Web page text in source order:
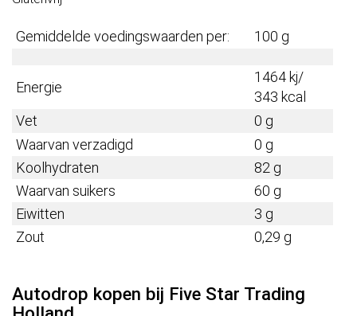
Gemiddelde voedingswaarden per: 100 g
Energie
1464 kj/
343 kcal
Vet
0 g
Waarvan verzadigd
0 g
Koolhydraten
82 g
Waarvan suikers
60 g
Eiwitten
3 g
Zout
0,29 g
Autodrop kopen bij Five Star Trading